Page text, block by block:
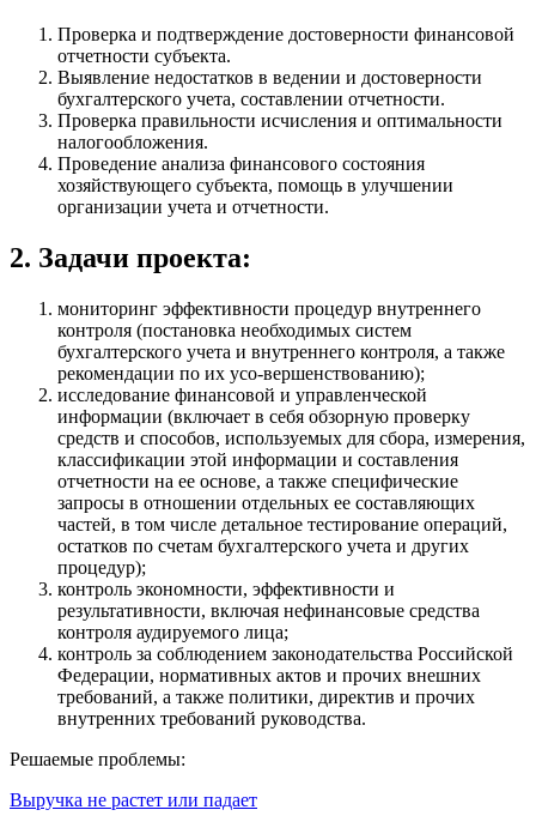
Проверка и подтверждение достоверности финансовой
отчетности субъекта.
Выявление недостатков в ведении и достоверности
бухгалтерского учета, составлении отчетности.
Проверка правильности исчисления и оптимальности
налогообложения.
Проведение анализа финансового состояния
хозяйствующего субъекта, помощь в улучшении
организации учета и отчетности.
2. Задачи проекта:
мониторинг эффективности процедур внутреннего
контроля (постановка необходимых систем
бухгалтерского учета и внутреннего контроля, а также
рекомендации по их усо-вершенствованию);
исследование финансовой и управленческой
информации (включает в себя обзорную проверку
средств и способов, используемых для сбора, измерения,
классификации этой информации и составления
отчетности на ее основе, а также специфические
запросы в отношении отдельных ее составляющих
частей, в том числе детальное тестирование операций,
остатков по счетам бухгалтерского учета и других
процедур);
контроль экономности, эффективности и
результативности, включая нефинансовые средства
контроля аудируемого лица;
контроль за соблюдением законодательства Российской
Федерации, нормативных актов и прочих внешних
требований, а также политики, директив и прочих
внутренних требований руководства.
Решаемые проблемы:
Выручка не растет или падает